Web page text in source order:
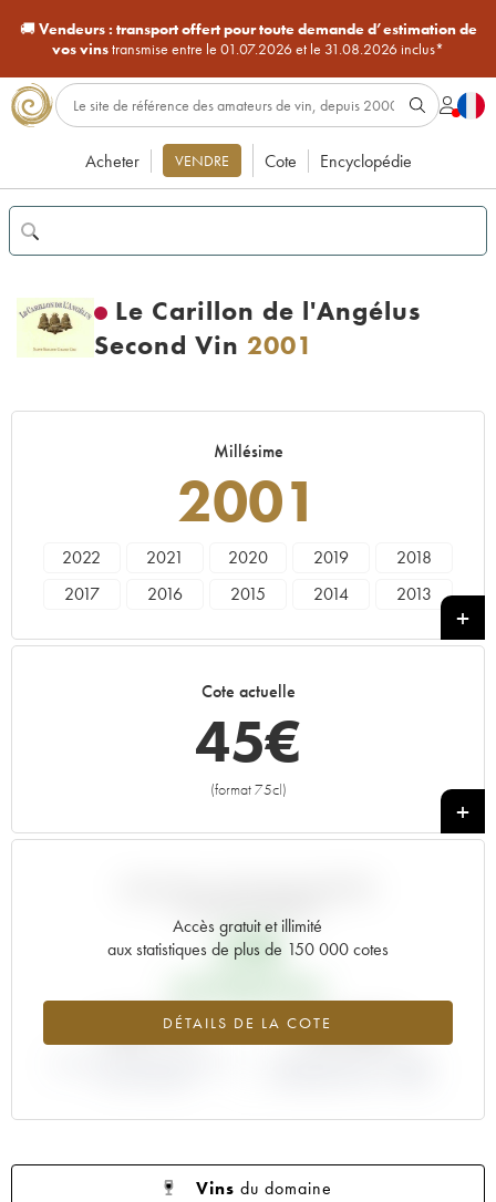
🚚Vendeurs : transport offert pour toute demande d’estimation de
vos vinstransmise entre le 01.07.2026 et le 31.08.2026 inclus*
Acheter VENDRE Cote Encyclopédie
Le Carillon de l'Angélus
Second Vin 2001
Millésime
2001
2022 2021 2020 2019
2018
2017
2016 2015 2014
2013
2000
1992
Cote actuelle
45€
(format 75cl)
+
Accès gratuit et illimité
aux statistiques de plus de 150 000 cotes
DÉTAILS DE LA COTE
27€
+65.7% -22.86%
Vins du domaine